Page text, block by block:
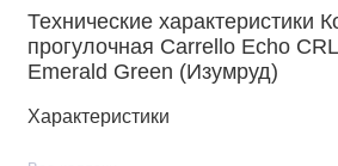
• Съемный бампер
• 5-точечные ремни безопасности
• Накидка на ножки
Технические характеристики
прогулочная Carrello Echo
Emerald Green (Изумруд)
Характеристики